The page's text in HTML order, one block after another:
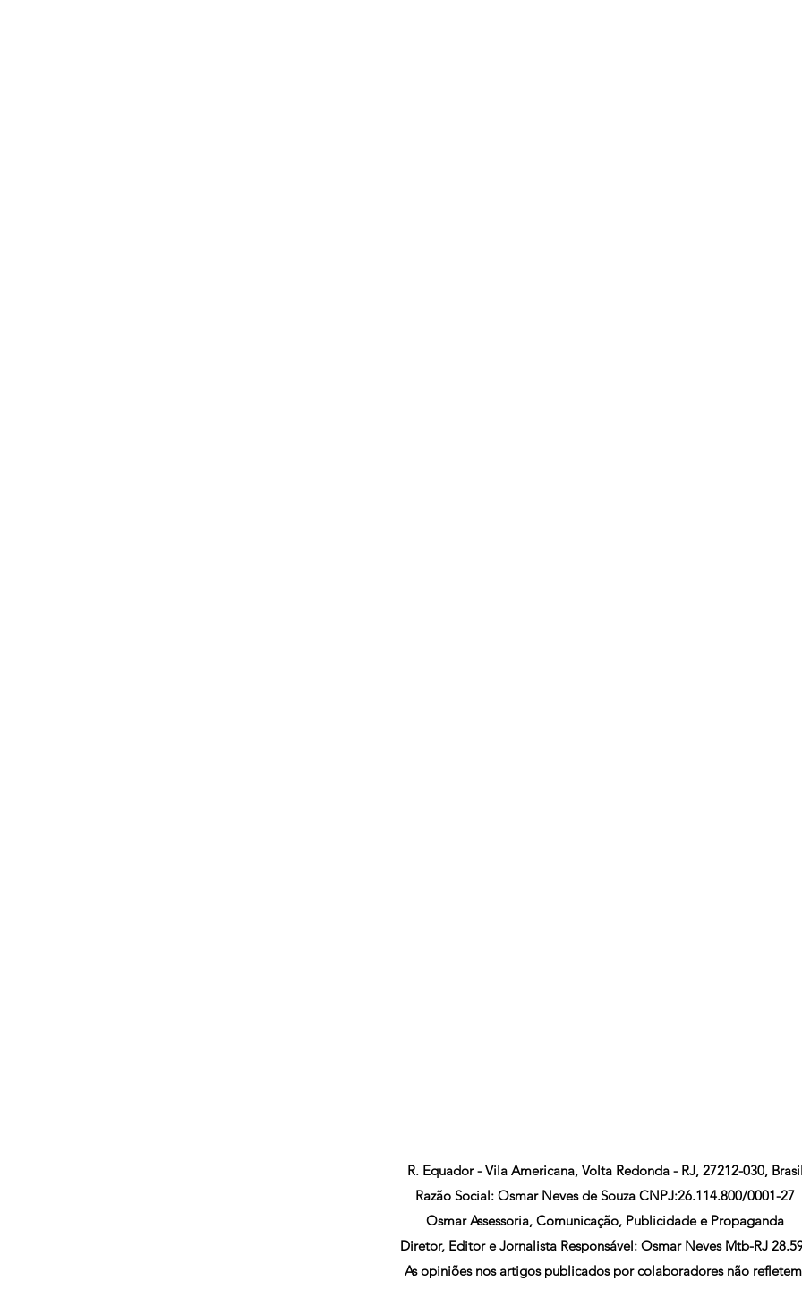
R. Equador - Vila Americana, Volta Redonda - RJ, 27212-030, Brasil
Razão Social: Osmar Neves de Souza CNPJ:26.114.800/0001-27
Osmar Assessoria, Comunicação, Publicidade e Propaganda
Diretor, Editor e Jornalista Responsável: Osmar Neves Mtb-RJ
As opiniões nos artigos publicados por colaboradores não